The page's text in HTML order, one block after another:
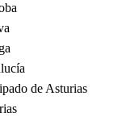
de Asturias